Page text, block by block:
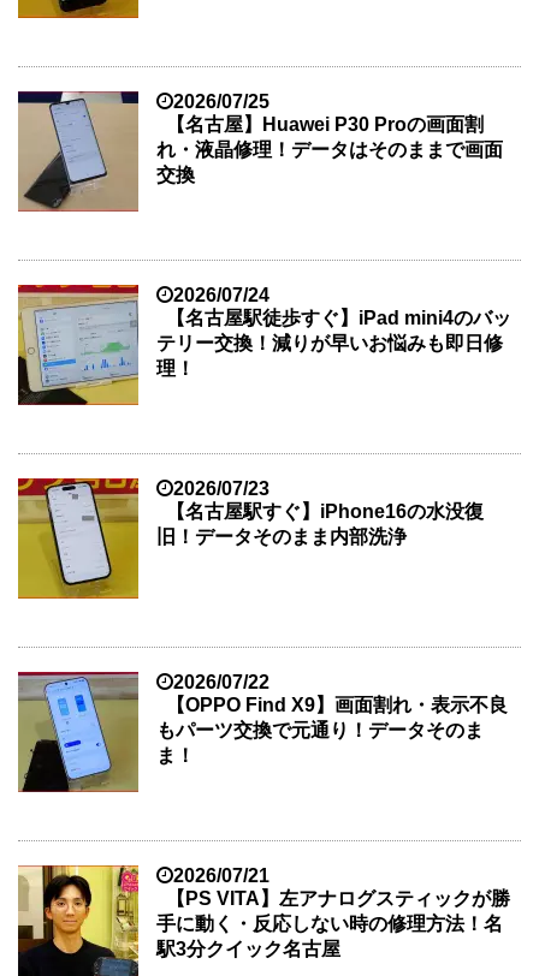
2026/07/25
【名古屋】Huawei P30 Proの画面割
れ・液晶修理！データはそのままで画面
交換
2026/07/24
【名古屋駅徒歩すぐ】iPad mini4のバッ
テリー交換！減りが早いお悩みも即日修
理！
2026/07/23
【名古屋駅すぐ】iPhone16の水没復
旧！データそのまま内部洗浄
2026/07/22
【OPPO Find X9】画面割れ・表示不良
もパーツ交換で元通り！データそのま
ま！
2026/07/21
【PS VITA】左アナログスティックが勝
手に動く・反応しない時の修理方法！名
駅3分クイック名古屋